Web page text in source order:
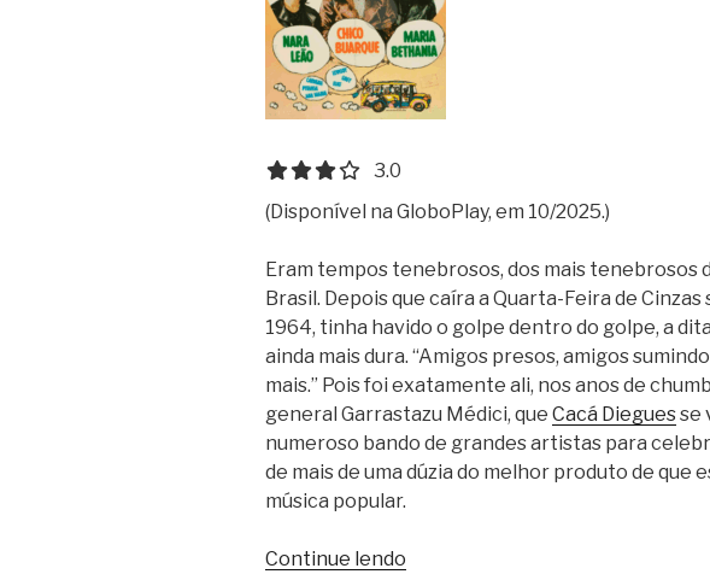
3.0 out of 5.0 stars
3.0
(Disponível na GloboPlay, em 10/2025.)
Eram tempos tenebrosos, dos mais tenebrosos
Brasil. Depois que caíra a Quarta-Feira de Cinzas
1964, tinha havido o golpe dentro do golpe, a
ainda mais dura. “Amigos presos, amigos
mais.” Pois foi exatamente ali, nos anos de
general Garrastazu Médici, que Cacá Dieguesse
numeroso bando de grandes artistas para
de mais de uma dúzia do melhor produto de que
música popular.
Continue lendo